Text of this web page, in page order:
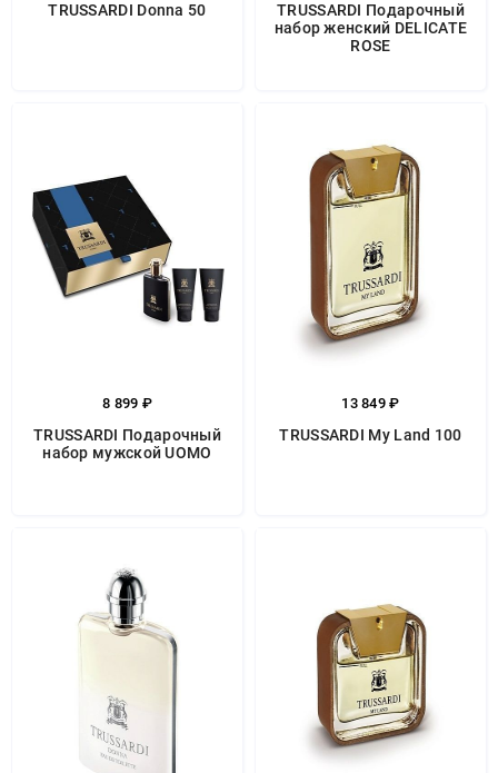
TRUSSARDI Donna 50
TRUSSARDI Подарочный
набор женский DELICATE
ROSE
8 899 ₽
TRUSSARDI Подарочный
набор мужской UOMO
13 849 ₽
TRUSSARDI My Land 100